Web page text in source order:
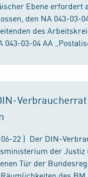
Ebene erfordert
den NA 043-03-
des
043-03-04 AA
06-22 ) Der DIN-
der
Tür der